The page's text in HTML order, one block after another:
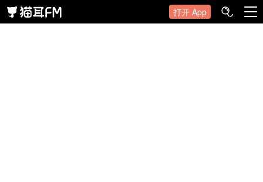
打开 App